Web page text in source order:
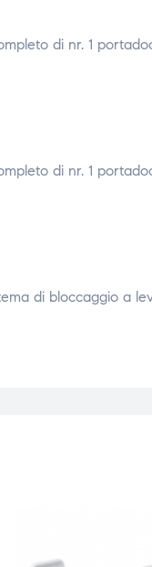
di nr. 1
di nr. 1
di bloccaggio a